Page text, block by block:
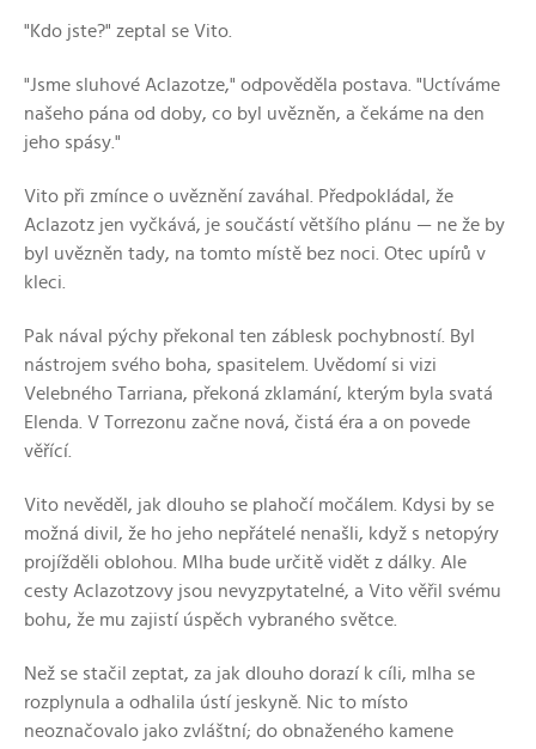
"Kdo jste?" zeptal se Vito.
"Jsme sluhové Aclazotze," odpověděla postava. "Uctíváme
našeho pána od doby, co byl uvězněn, a čekáme na den
jeho spásy."
Vito při zmínce o uvěznění zaváhal. Předpokládal, že
Aclazotz jen vyčkává, je součástí většího plánu — ne že by
byl uvězněn tady, na tomto místě bez noci. Otec upírů v
kleci.
Pak nával pýchy překonal ten záblesk pochybností. Byl
nástrojem svého boha, spasitelem. Uvědomí si vizi
Velebného Tarriana, překoná zklamání, kterým byla svatá
Elenda. V Torrezonu začne nová, čistá éra a on povede
věřící.
Vito nevěděl, jak dlouho se plahočí močálem. Kdysi by se
možná divil, že ho jeho nepřátelé nenašli, když s netopýry
projížděli oblohou. Mlha bude určitě vidět z dálky. Ale
cesty Aclazotzovy jsou nevyzpytatelné, a Vito věřil svému
bohu, že mu zajistí úspěch vybraného světce.
Než se stačil zeptat, za jak dlouho dorazí k cíli, mlha se
rozplynula a odhalila ústí jeskyně. Nic to místo
neoznačovalo jako zvláštní; do obnaženého kamene